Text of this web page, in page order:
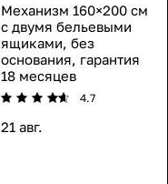
Механизм 160×200 см
с двумя бельевыми
ящиками, без
основания, гарантия
18 месяцев
4.7
21 авг.